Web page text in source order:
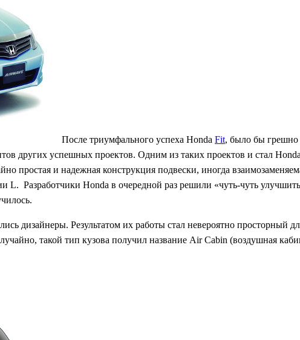
После триумфального успеха Honda Fit, было бы грешно
других успешных проектов. Одним из таких проектов и стал
простая и надежная конструкция подвески, иногда
L. Разработчики Honda в очередной раз решили «чуть-чуть
дизайнеры. Результатом их работы стал невероятно просторный
такой тип кузова получил название Air Cabin (воздушная